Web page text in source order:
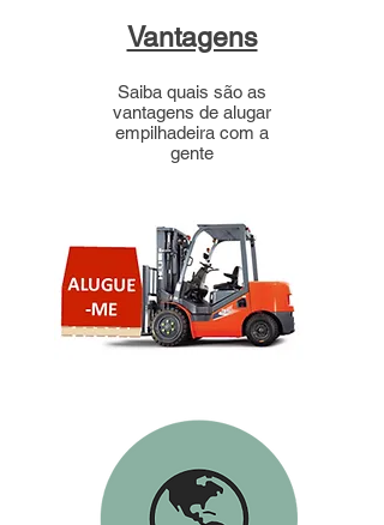
Vantagens
Saiba quais são as
vantagens de alugar
empilhadeira com a
gente